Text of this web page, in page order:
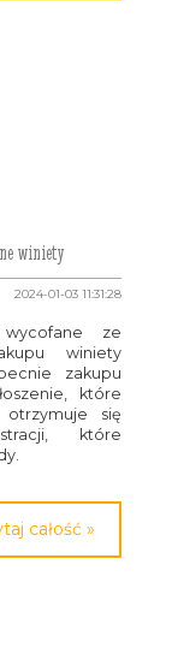
winiety
2024-01-03 11:31:28
ze
winiety
zakupu
które
się
które
całość »